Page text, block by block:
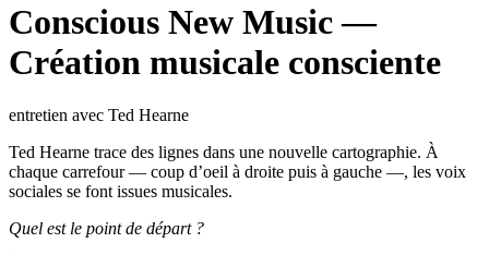
Conscious New Music —
Création musicale consciente
entretien avec Ted Hearne
Ted Hearne trace des lignes dans une nouvelle cartographie. À
chaque carrefour — coup d’oeil à droite puis à gauche —, les voix
sociales se font issues musicales.
Quel est le point de départ ?